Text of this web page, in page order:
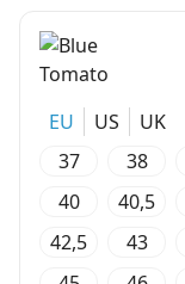
EU US
UK
37
38
40
40,5
42,5
43